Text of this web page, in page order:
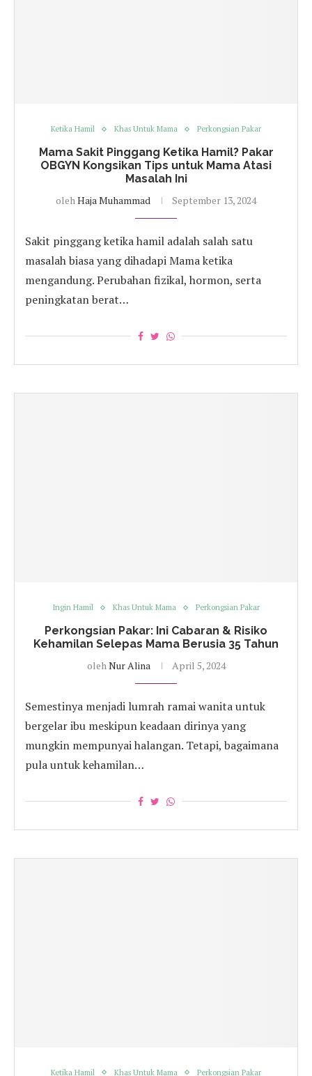
Ketika Hamil Khas Untuk Mama Perkongsian Pakar
Mama Sakit Pinggang Ketika Hamil? Pakar
OBGYN Kongsikan Tips untuk Mama Atasi
Masalah Ini
olehHaja Muhammad September 13, 2024
Sakit pinggang ketika hamil adalah salah satu
masalah biasa yang dihadapi Mama ketika
mengandung. Perubahan fizikal, hormon, serta
peningkatan berat…
Ingin Hamil Khas Untuk Mama Perkongsian Pakar
Perkongsian Pakar: Ini Cabaran & Risiko
Kehamilan Selepas Mama Berusia 35 Tahun
olehNur Alina April 5, 2024
Semestinya menjadi lumrah ramai wanita untuk
bergelar ibu meskipun keadaan dirinya yang
mungkin mempunyai halangan. Tetapi, bagaimana
pula untuk kehamilan…
Ketika Hamil Khas Untuk Mama Perkongsian Pakar